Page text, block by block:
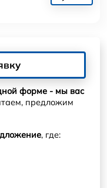
форме - мы вас
предложим
, где: